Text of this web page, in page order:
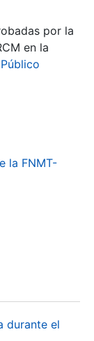
por la
en la
la FNMT-
durante el